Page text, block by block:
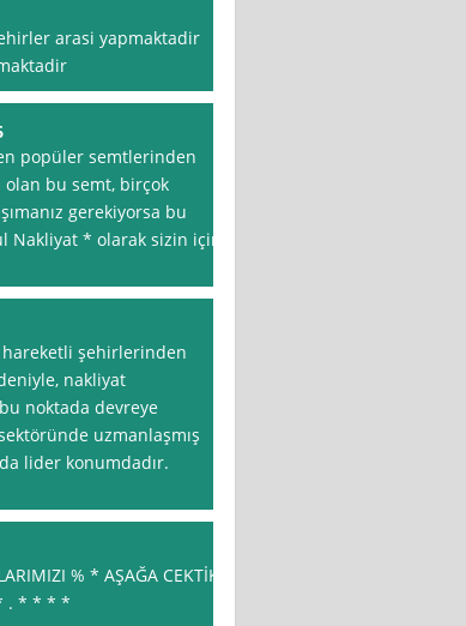
arasi yapmaktadir
popüler semtlerinden
bu semt, birçok
gerekiyorsa bu
Nakliyat * olarak sizin için
hareketli şehirlerinden
nakliyat
noktada devreye
uzmanlaşmış
lider konumdadır.
% * AŞAĞA CEKTİK
* . * * * *